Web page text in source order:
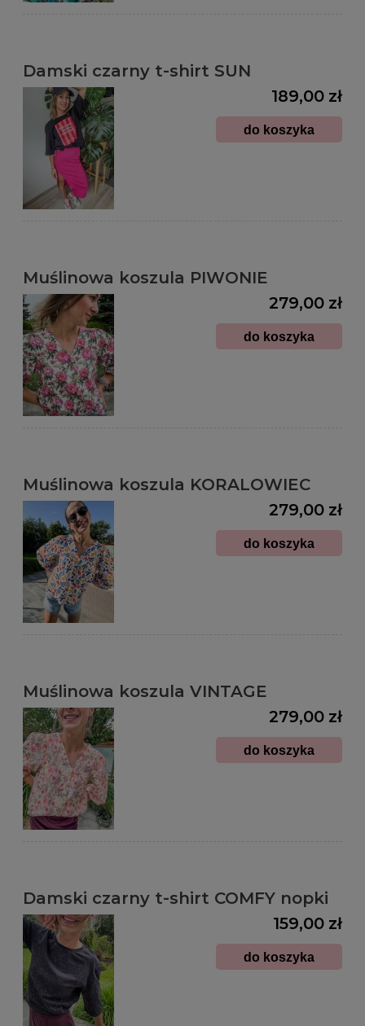
Damski czarny t-shirt SUN
189,00 zł
do koszyka
Muślinowa koszula PIWONIE
279,00 zł
do koszyka
Muślinowa koszula KORALOWIEC
279,00 zł
do koszyka
Muślinowa koszula VINTAGE
279,00 zł
do koszyka
Damski czarny t-shirt COMFY nopki
159,00 zł
do koszyka